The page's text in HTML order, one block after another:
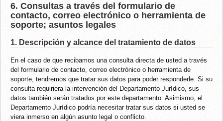
6. Consultas a través del formulario de
contacto, correo electrónico o herramienta de
soporte; asuntos legales
1. Descripción y alcance del tratamiento de datos
En el caso de que recibamos una consulta directa de usted a través
del formulario de contacto, correo electrónico o herramienta de
soporte, tendremos que tratar sus datos para poder responderle. Si su
consulta requiriera la intervención del Departamento Jurídico, sus
datos también serán tratados por este departamento. Asimismo, el
Departamento Jurídico podría necesitar tratar sus datos si usted se
viera inmerso en algún asunto legal o conflicto.